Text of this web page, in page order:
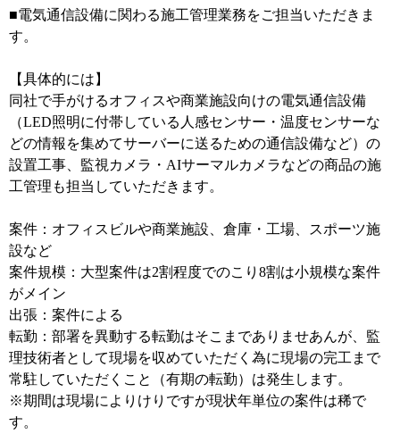
■電気通信設備に関わる施工管理業務をご担当いただきま
す。
【具体的には】
同社で手がけるオフィスや商業施設向けの電気通信設備
（LED照明に付帯している人感センサー・温度センサーな
どの情報を集めてサーバーに送るための通信設備など）の
設置工事、監視カメラ・AIサーマルカメラなどの商品の施
工管理も担当していただきます。
案件：オフィスビルや商業施設、倉庫・工場、スポーツ施
設など
案件規模：大型案件は2割程度でのこり8割は小規模な案件
がメイン
出張：案件による
転勤：部署を異動する転勤はそこまでありませあんが、監
理技術者として現場を収めていただく為に現場の完工まで
常駐していただくこと（有期の転勤）は発生します。
※期間は現場によりけりですが現状年単位の案件は稀で
す。